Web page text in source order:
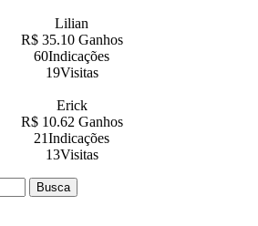
Lilian
R$ 35.10 Ganhos
60Indicações
19Visitas
Erick
R$ 10.62 Ganhos
21Indicações
13Visitas
Busca